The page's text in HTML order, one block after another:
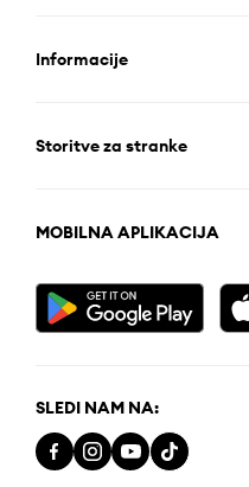
Informacije
Storitve za stranke
MOBILNA APLIKACIJA
SLEDI NAM NA: